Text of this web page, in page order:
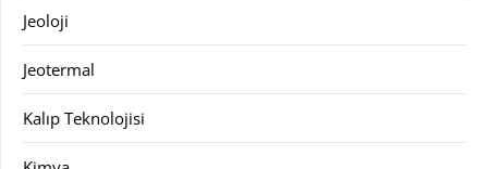
Jeoloji
Jeotermal
Kalıp Teknolojisi